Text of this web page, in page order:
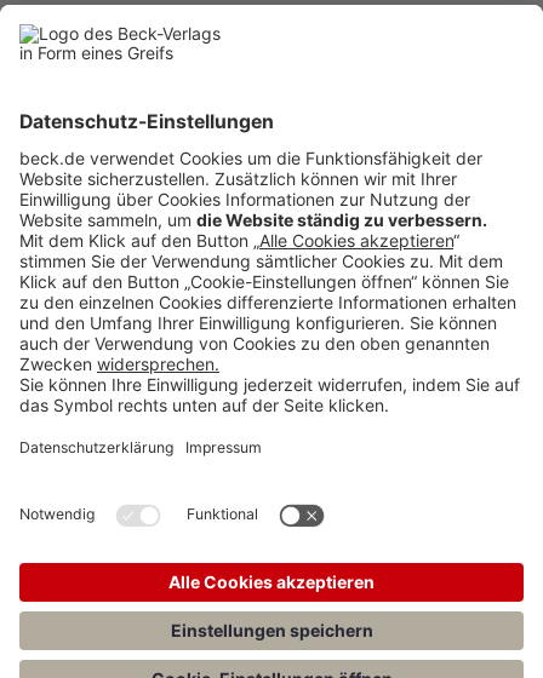
BC8/2014
Anzeigen